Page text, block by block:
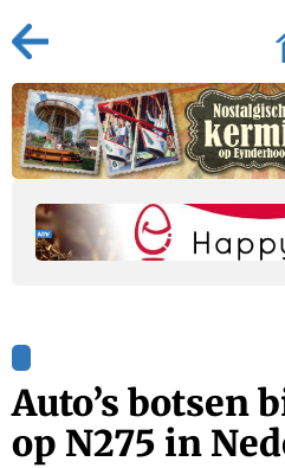
Auto’s botsen
op N275 in